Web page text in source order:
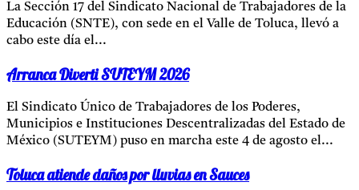
La Sección 17 del Sindicato Nacional de Trabajadores de la
Educación (SNTE), con sede en el Valle de Toluca, llevó a
cabo este día el...
Arranca Diverti SUTEYM 2026
El Sindicato Único de Trabajadores de los Poderes,
Municipios e Instituciones Descentralizadas del Estado de
México (SUTEYM) puso en marcha este 4 de agosto el...
Toluca atiende daños por lluvias en Sauces